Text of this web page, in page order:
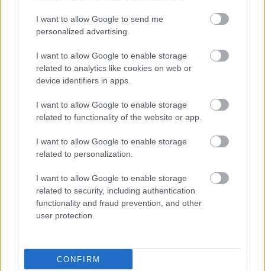
I want to allow Google to send me
personalized advertising.
I want to allow Google to enable storage
related to analytics like cookies on web or
device identifiers in apps.
I want to allow Google to enable storage
related to functionality of the website or app.
I want to allow Google to enable storage
related to personalization.
I want to allow Google to enable storage
related to security, including authentication
functionality and fraud prevention, and other
user protection.
CONFIRM
Hírlevél feliratkozás
Adja meg keresztnevét:
Adja
meg e-mail címét:
ot
Nem szeretne lemaradni semmiről? Csak egy kattintás, és hírlevelünk a
legfrissebb információkkal és exkluzív tartalmakkal hétről hétre
postaládájába érkezik!
A SZOL24 legfrissebb 24 cikke